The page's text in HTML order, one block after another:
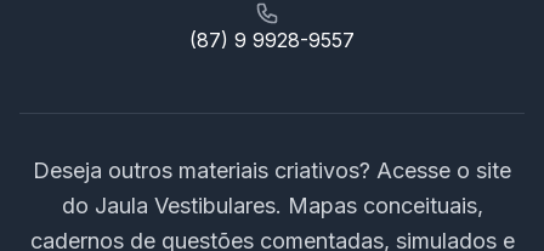
(87) 9 9928-9557
Deseja outros materiais criativos? Acesse o site
do Jaula Vestibulares. Mapas conceituais,
cadernos de questões comentadas, simulados e